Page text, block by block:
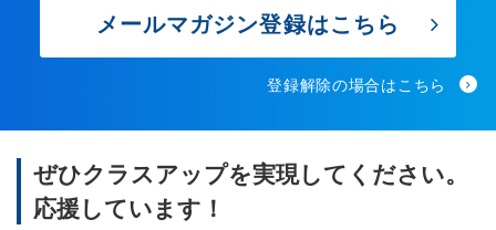
メールマガジン登録はこちら
登録解除の場合はこちら
ぜひクラスアップを実現してください。
応援しています！